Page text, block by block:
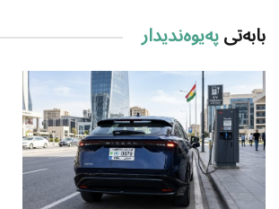
بابەتیپەیوەندیدار